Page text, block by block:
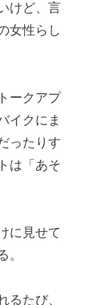
けど、言
女性らし
ークアプ
イクにま
ったりす
は「あそ
に見せて
。
るたび、